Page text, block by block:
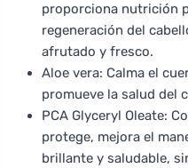
proporciona nutrición
regeneración del
afrutado y fresco.
Aloe vera: Calma el
promueve la salud del
PCA Glyceryl Oleate:
protege, mejora el
brillante y saludable,